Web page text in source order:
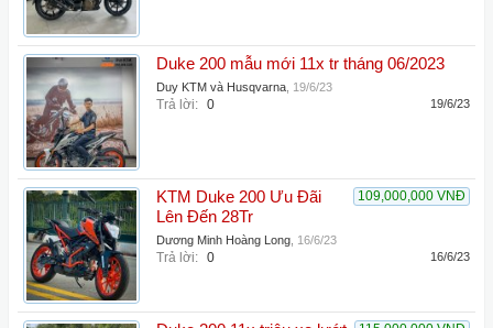
Duke 200 mẫu mới 11x tr tháng 06/2023
Duy KTM và Husqvarna 19/6/23
Trả lời: 0 19/6/23
109,000,000 VNĐ
KTM Duke 200 Ưu Đãi
Lên Đến 28Tr
Dương Minh Hoàng Long 16/6/23
Trả lời: 0 16/6/23